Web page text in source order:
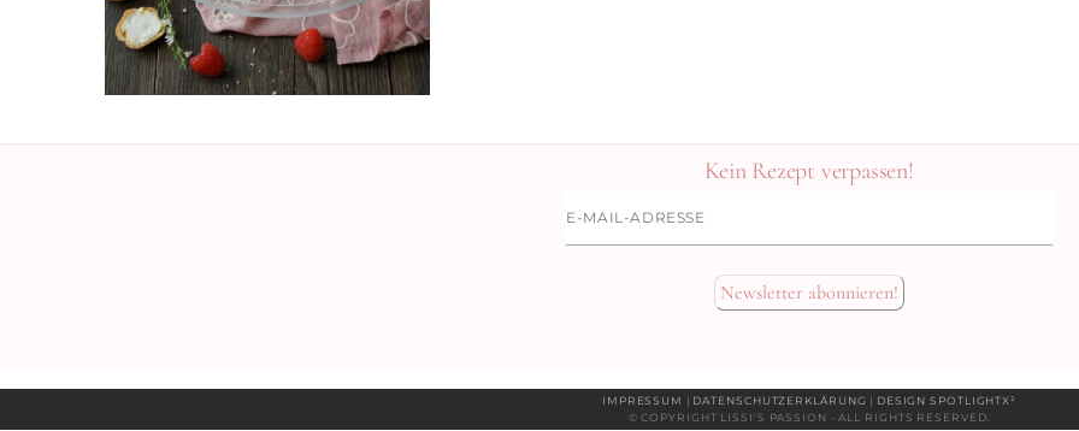
Kein Rezept verpassen!
Mail-
Adresse
Newsletter abonnieren!
IMPRESSUM | DATENSCHUTZERKLÄRUNG | DESIGN SPOTLIGHTX²
© COPYRIGHT LISSI'S PASSION - ALL RIGHTS RESERVED.